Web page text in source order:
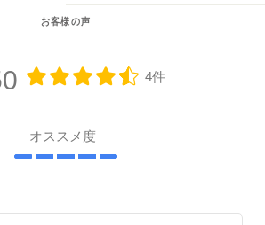
お客様の声
4件
オススメ度